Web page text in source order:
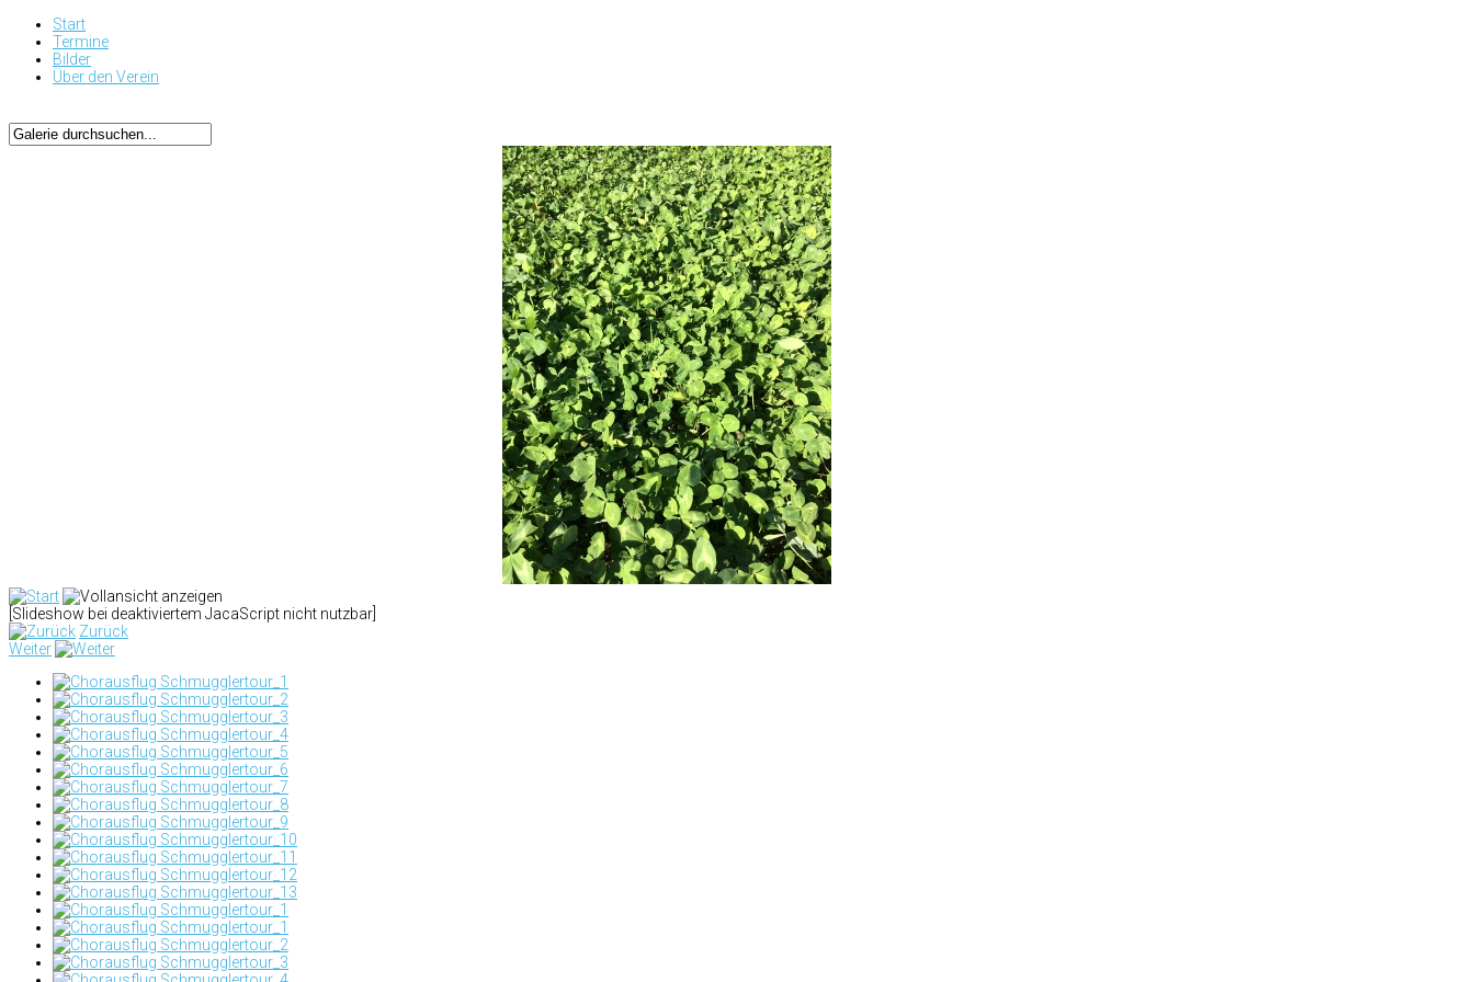
Start
Termine
Bilder
Über den Verein
[Slideshow bei deaktiviertem JacaScript nicht nutzbar]
Zurück
Weiter